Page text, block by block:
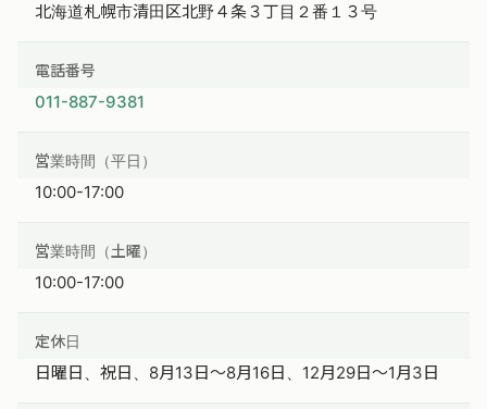
北海道札幌市清田区北野４条３丁目２番１３号
電話番号
011-887-9381
営業時間（平日）
10:00-17:00
営業時間（土曜）
10:00-17:00
定休日
日曜日、祝日、8月13日〜8月16日、12月29日〜1月3日